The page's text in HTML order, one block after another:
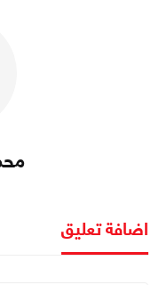
اضافة تعليق